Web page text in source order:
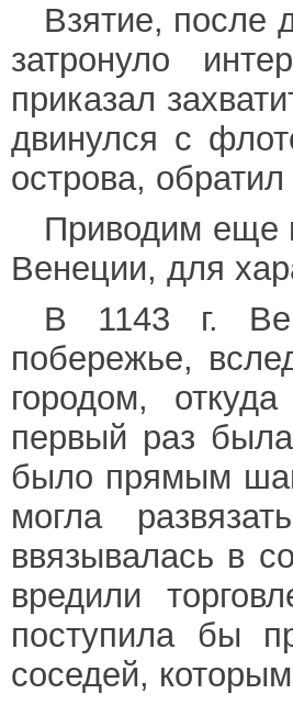
Взятие, после
затронуло
приказал
двинулся с
острова,
Приводим еще
Венеции, для
В 1143 г.
побережье,
городом,
первый раз
было прямым
могла
ввязывалась в
вредили
поступила бы
соседей,